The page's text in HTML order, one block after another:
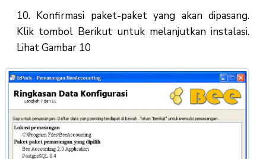
10. Konfirmasi paket-paket yang akan dipasang.
Klik tombol Berikut untuk melanjutkan instalasi.
Lihat Gambar 10